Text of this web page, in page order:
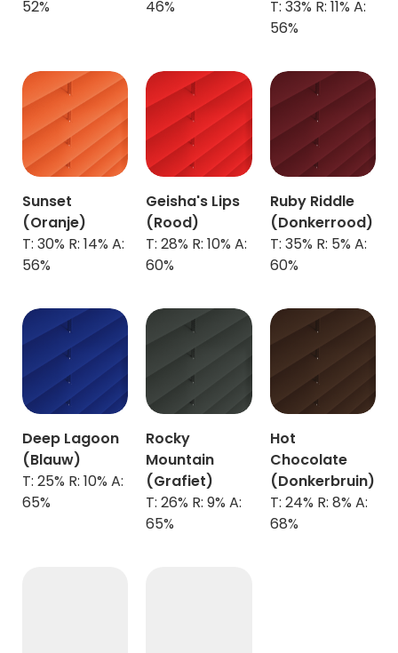
52%
46%
T: 33% R: 11% A:
56%
Sunset
(Oranje)
T: 30% R: 14% A:
56%
Geisha's Lips
(Rood)
T: 28% R: 10% A:
60%
Ruby Riddle
(Donkerrood)
T: 35% R: 5% A:
60%
Deep Lagoon
(Blauw)
T: 25% R: 10% A:
65%
Rocky
Mountain
(Grafiet)
T: 26% R: 9% A:
65%
Hot
Chocolate
(Donkerbruin)
T: 24% R: 8% A:
68%